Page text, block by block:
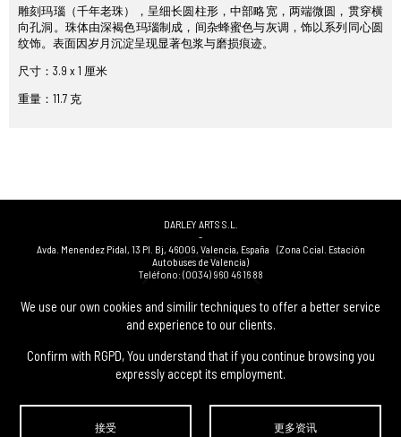
We use our own cookies and similir techniques to offer a better service
and experience to our clients.
Confirm with RGPD, You understand that if you continue browsing you
expressly accept its employment.
接受 更多资讯
雕刻玛瑙（千年老珠），呈细长圆柱形，中部略宽，两端微圆，贯穿横
向孔洞。珠体由深褐色玛瑙制成，间杂蜂蜜色与灰调，饰以系列同心圆
纹饰。表面因岁月沉淀呈现显著包浆与磨损痕迹。
尺寸：3.9 x 1 厘米
重量：11.7 克
DARLEY ARTS S.L.
-
Avda. Menendez Pidal, 13 Pl. Bj, 46009, Valencia, España (Zona Ccial. Estación
Autobuses de Valencia)
Teléfono:(0034) 960 46 16 88
(0034) 963 40 48 21
-
(0034) 669 53 68 89 (solo WhatsApp)
info@subastasdarley.com